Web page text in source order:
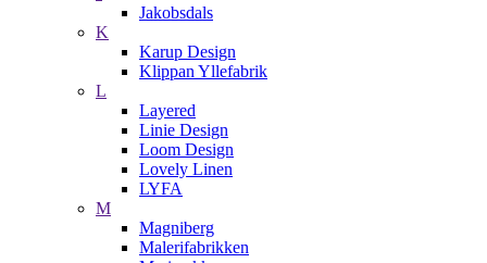
Jakobsdals
K
Karup Design
Klippan Yllefabrik
L
Layered
Linie Design
Loom Design
Lovely Linen
LYFA
M
Magniberg
Malerifabrikken